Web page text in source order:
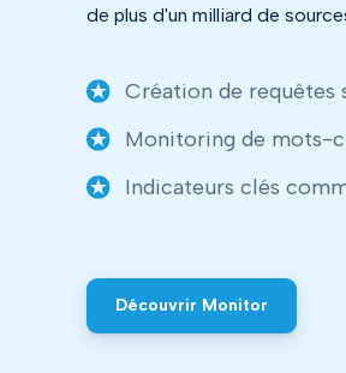
de plus d'un milliard de
Création de requêtes
Monitoring de mots-
Indicateurs clés
Découvrir Monitor